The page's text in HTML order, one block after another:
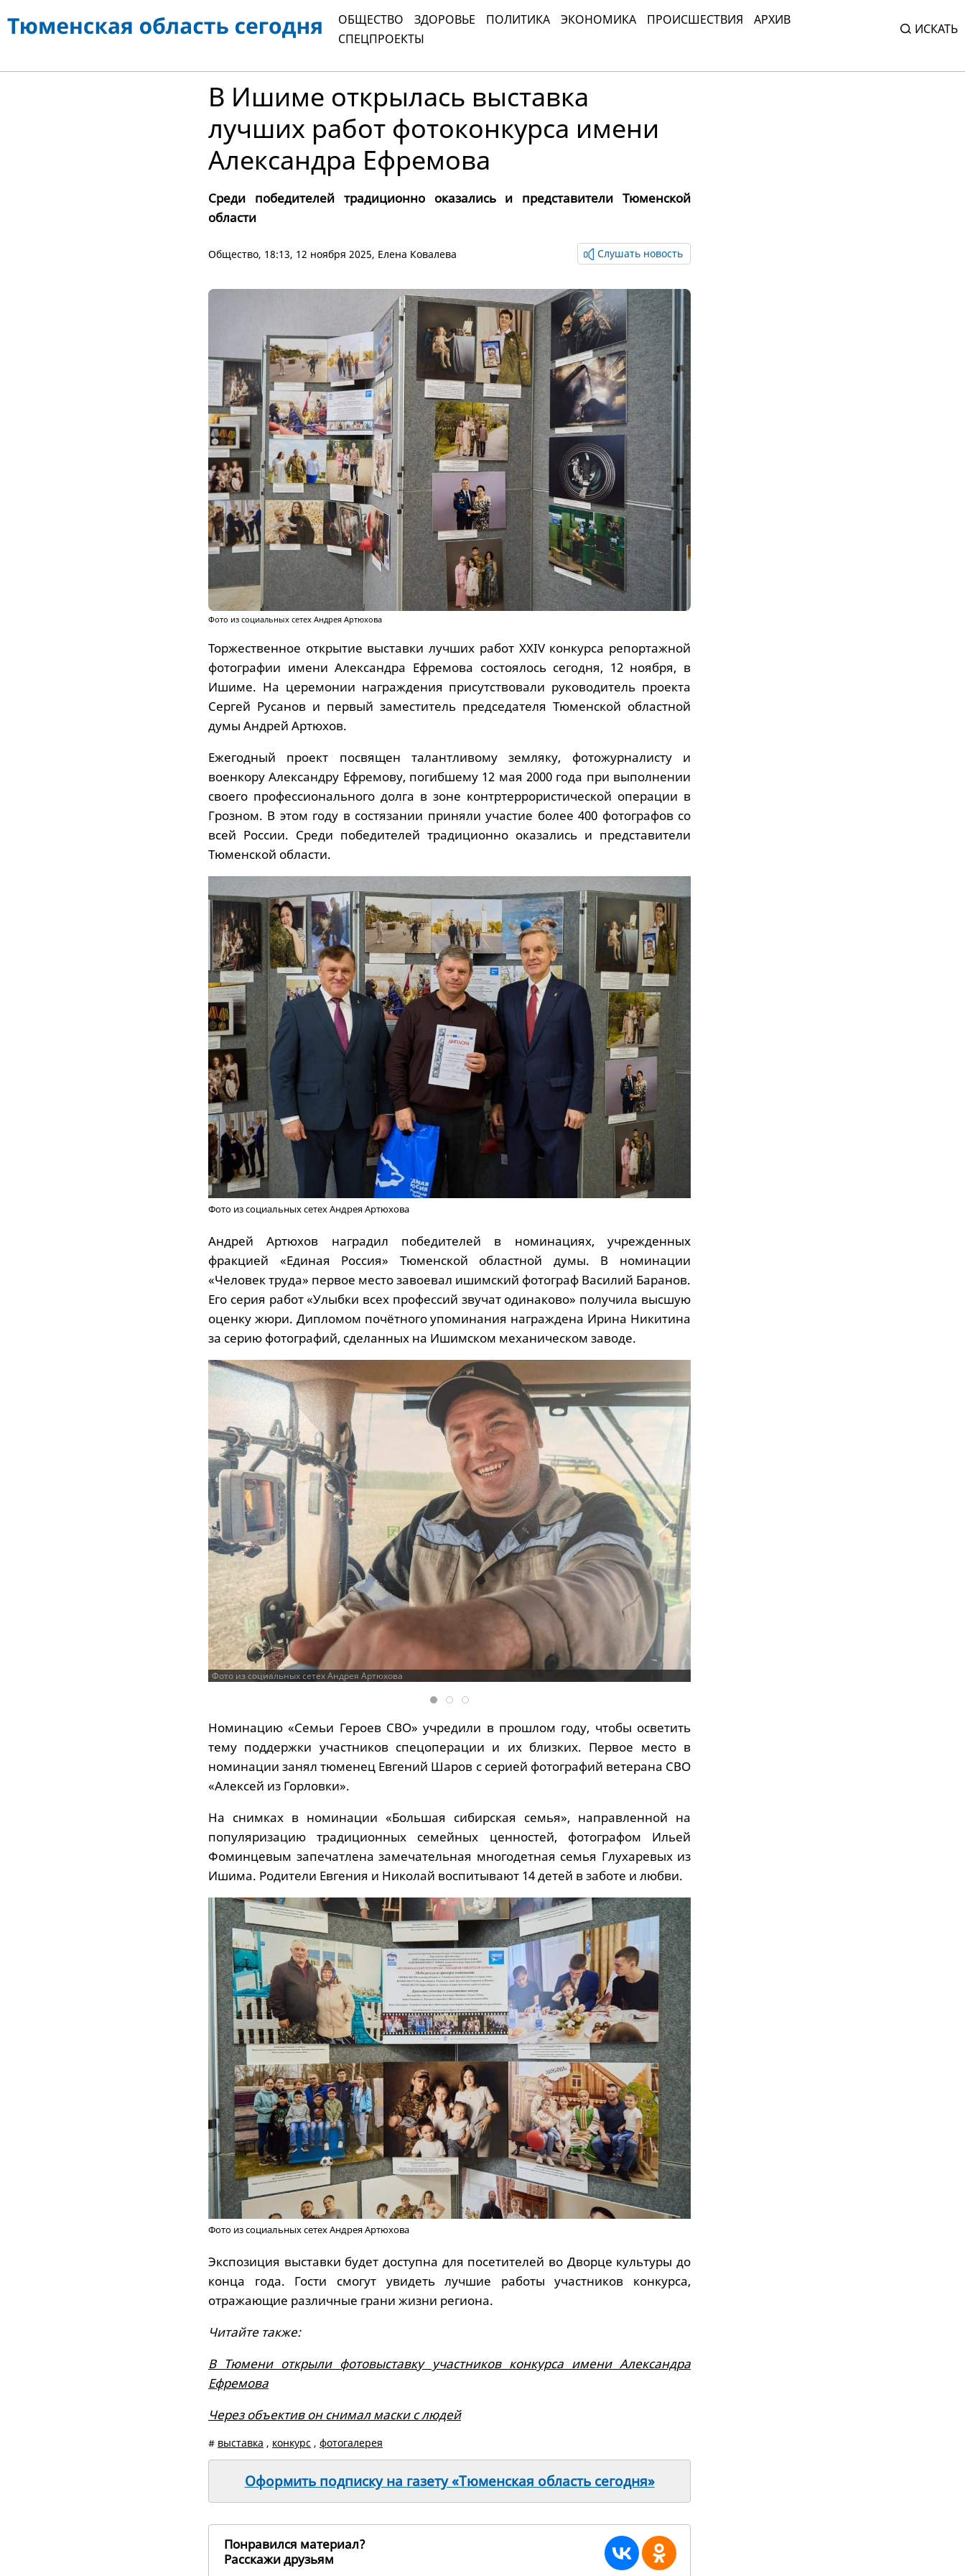
ОБЩЕСТВО ЗДОРОВЬЕ ПОЛИТИКА ЭКОНОМИКА ПРОИСШЕСТВИЯ
АРХИВ
СПЕЦПРОЕКТЫ
ИСКАТЬ
В Ишиме открылась выставка
лучших работ фотоконкурса имени
Александра Ефремова
Среди победителей традиционно оказались и представители Тюменской
области
Общество, 18:13, 12 ноября 2025, Елена Ковалева Слушать новость
Фото из социальных сетех Андрея Артюхова
Торжественное открытие выставки лучших работ XXIV конкурса репортажной
фотографии имени Александра Ефремова состоялось сегодня, 12 ноября, в
Ишиме. На церемонии награждения присутствовали руководитель проекта
Сергей Русанов и первый заместитель председателя Тюменской областной
думы Андрей Артюхов.
Ежегодный проект посвящен талантливому земляку, фотожурналисту и
военкору Александру Ефремову, погибшему 12 мая 2000 года при выполнении
своего профессионального долга в зоне контртеррористической операции в
Грозном. В этом году в состязании приняли участие более 400 фотографов со
всей России. Среди победителей традиционно оказались и представители
Тюменской области.
Фото из социальных сетех Андрея Артюхова
Андрей Артюхов наградил победителей в номинациях, учрежденных
фракцией «Единая Россия» Тюменской областной думы. В номинации
«Человек труда» первое место завоевал ишимский фотограф Василий Баранов.
Его серия работ «Улыбки всех профессий звучат одинаково» получила высшую
оценку жюри. Дипломом почётного упоминания награждена Ирина Никитина
за серию фотографий, сделанных на Ишимском механическом заводе.
Фото из социальных сетех Андрея Артюхова
Номинацию «Семьи Героев СВО» учредили в прошлом году, чтобы осветить
тему поддержки участников спецоперации и их близких. Первое место в
номинации занял тюменец Евгений Шаров с серией фотографий ветерана СВО
«Алексей из Горловки».
На снимках в номинации «Большая сибирская семья», направленной на
популяризацию традиционных семейных ценностей, фотографом Ильей
Фоминцевым запечатлена замечательная многодетная семья Глухаревых из
Ишима. Родители Евгения и Николай воспитывают 14 детей в заботе и любви.
Фото из социальных сетех Андрея Артюхова
Экспозиция выставки будет доступна для посетителей во Дворце культуры до
конца года. Гости смогут увидеть лучшие работы участников конкурса,
отражающие различные грани жизни региона.
Читайте также:
В Тюмени открыли фотовыставку участников конкурса имени Александра
Ефремова
Через объектив он снимал маски с людей
# выставка , конкурс , фотогалерея
Оформить подписку на газету «Тюменская область сегодня»
Понравился материал?
Расскажи друзьям